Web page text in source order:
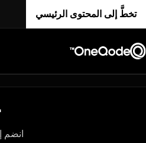
تخطَّ إلى المحتوى الرئيسي
انضم